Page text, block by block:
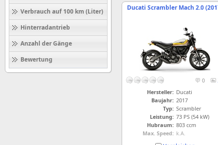
Verbrauch auf 100 km (Liter)
Hinterradantrieb
Anzahl der Gänge
Bewertung
Ducati Scrambler Mach 2.0
0
Hersteller: Ducati
Baujahr: 2017
Typ: Scrambler
Leistung: 73 PS (54 kW)
Hubraum: 803 ccm
Max. Speed: k.A.